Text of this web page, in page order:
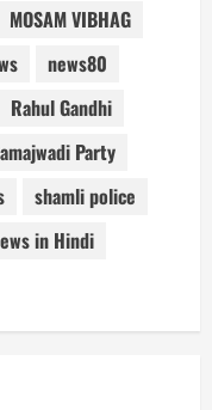
MOSAM VIBHAG
news80
Rahul Gandhi
Party
shamli police
in Hindi